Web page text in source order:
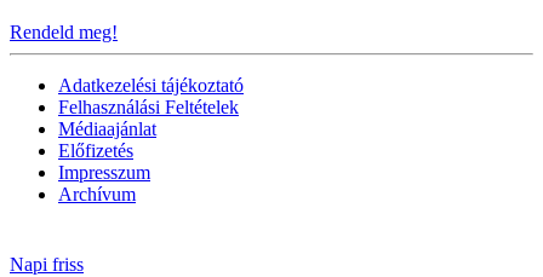
Rendeld meg!
Adatkezelési tájékoztató
Felhasználási Feltételek
Médiaajánlat
Előfizetés
Impresszum
Archívum
Napi friss